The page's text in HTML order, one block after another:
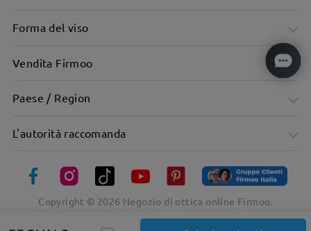
Forma del viso
Vendita Firmoo
Paese / Region
L'autorità raccomanda
Copyright © 2026 Negozio di ottica online Firmoo.